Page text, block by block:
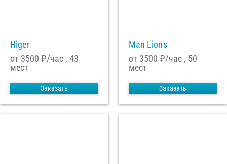
Higer
от 3500 ₽/час , 43
мест
Заказать
Man Lion's
от 3500 ₽/час , 50
мест
Заказать